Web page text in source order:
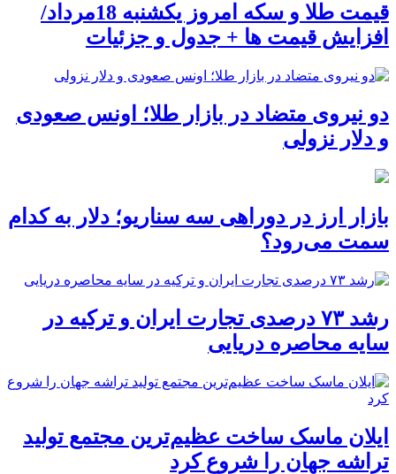
قیمت طلا و سکه امروز یکشنبه 18مرداد/
افزایش قیمت ها + جدول و جزئیات
دو نیروی متضاد در بازار طلا؛ اونس صعودی
و دلار نزولی
بازار ارز در دوراهی سه سناریو؛ دلار به کدام
سمت می‌رود؟
رشد ۷۳ درصدی تجارت ایران و ترکیه در
سایه محاصره دریایی
ایلان ماسک ساخت عظیم‌ترین مجتمع تولید
تراشه جهان را شروع کرد